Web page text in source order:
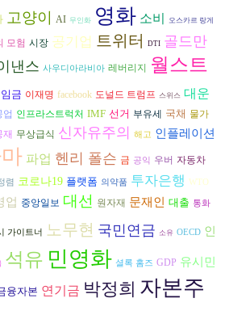
고양이 AI 무인화 영화 소비 오스카르 랑게
모험 시장 공기업 트위터 DTI 골드만
낸스 사우디아라비아 레버리지
월스트
임금 이재명 facebook 도널드 트럼프 스위스 대운
업 인프라스트럭처 IMF 선거 부유세 국채 물가
재 무상급식 신자유주의 해고 인플레이션
파업 헨리 폴슨 금 공익 우버 자동차
렴 코로나19 플랫폼 의약품 투자은행 WTO
업 중앙일보 대선 원자재 문재인 대출 통화
가이트너 노무현 국민연금 소유 OECD 인
석유 민영화 셜록 홈즈 GDP 유시민
융자본 연기금 박정희 자본주